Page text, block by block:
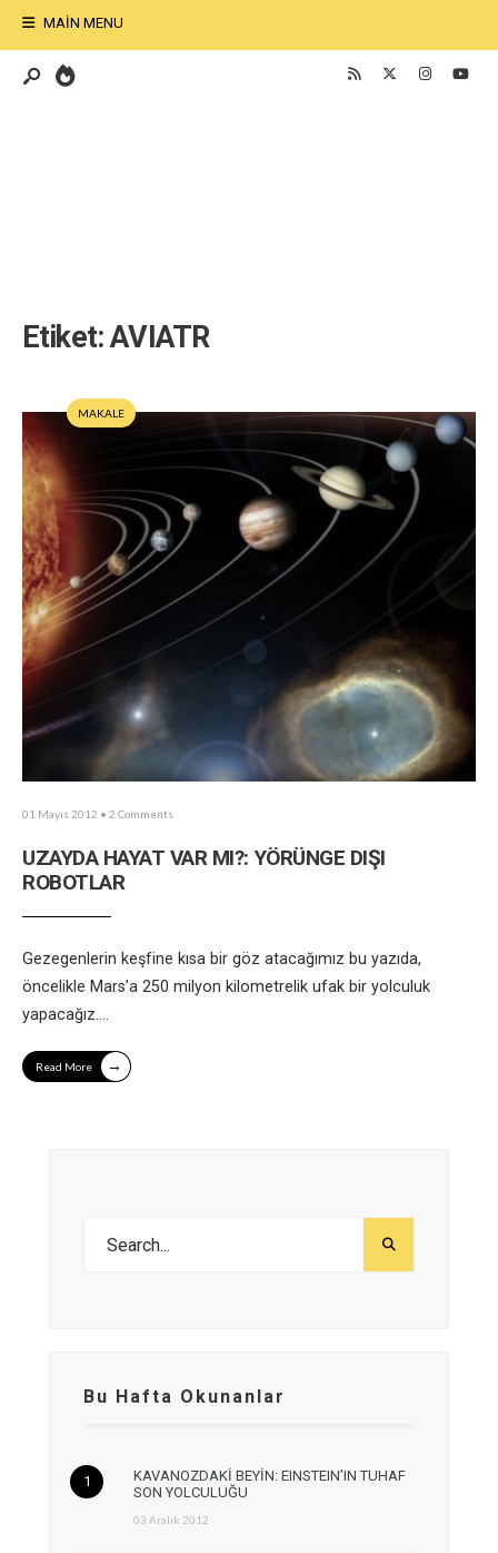
MAIN MENU
Etiket:AVIATR
MAKALE
01 Mayıs 2012 • 2 Comments
UZAYDA HAYAT VAR MI?: YÖRÜNGE DIŞI
ROBOTLAR
Gezegenlerin keşfine kısa bir göz atacağımız bu yazıda,
öncelikle Mars’a 250 milyon kilometrelik ufak bir yolculuk
yapacağız....
Read More →
Bu Hafta Okunanlar
KAVANOZDAKİ BEYİN: EINSTEIN’IN TUHAF
SON YOLCULUĞU
03 Aralık 2012